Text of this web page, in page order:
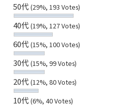
50代(29%, 193 Votes)
40代(19%, 127 Votes)
60代(15%, 100 Votes)
30代(15%, 99 Votes)
20代(12%, 80 Votes)
10代(6%, 40 Votes)